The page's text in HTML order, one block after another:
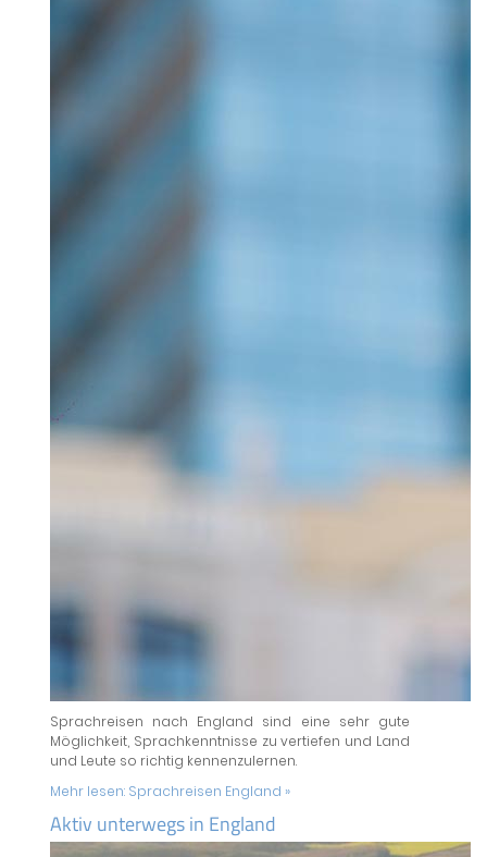
Sprachreisen nach England sind eine sehr gute
Möglichkeit, Sprachkenntnisse zu vertiefen und Land
und Leute so richtig kennenzulernen.
Mehr lesen: Sprachreisen England »
Aktiv unterwegs in England